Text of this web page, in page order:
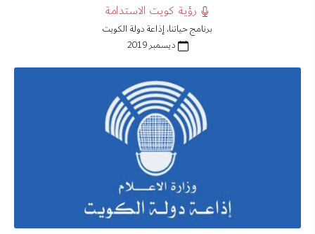
رؤية كويت الاستدامة
برنامج حياتنا، إذاعة دولة الكويت
ديسمبر 2019